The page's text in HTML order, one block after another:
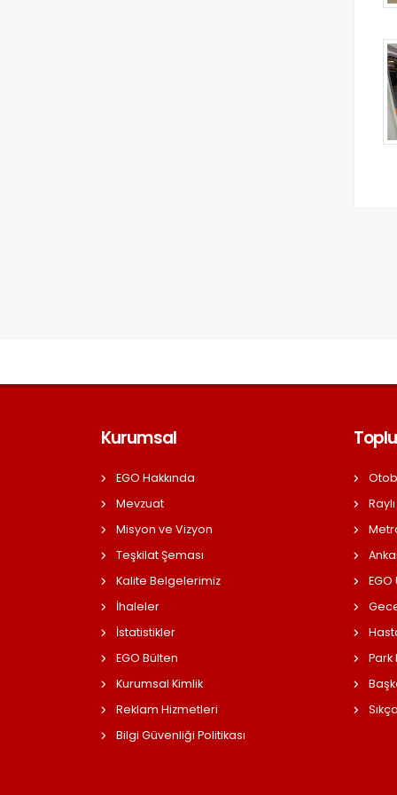
Kurumsal
EGO Hakkında
Mevzuat
Misyon ve Vizyon
Teşkilat Şeması
Kalite Belgelerimiz
İhaleler
İstatistikler
EGO Bülten
Kurumsal Kimlik
Reklam Hizmetleri
Bilgi Güvenliği Politikası
Park